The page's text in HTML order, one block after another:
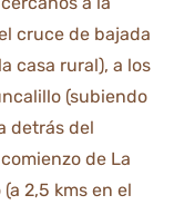
cruce de bajada
casa rural), a los
(subiendo
detrás del
de La
2,5 kms en el